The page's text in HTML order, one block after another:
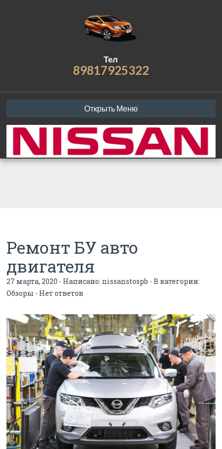
Тел
89817925322
Открыть Меню
Ремонт БУ авто
двигателя
27 марта, 2020 - Написано: nissanstospb - В категории:
Обзоры - Нет ответов